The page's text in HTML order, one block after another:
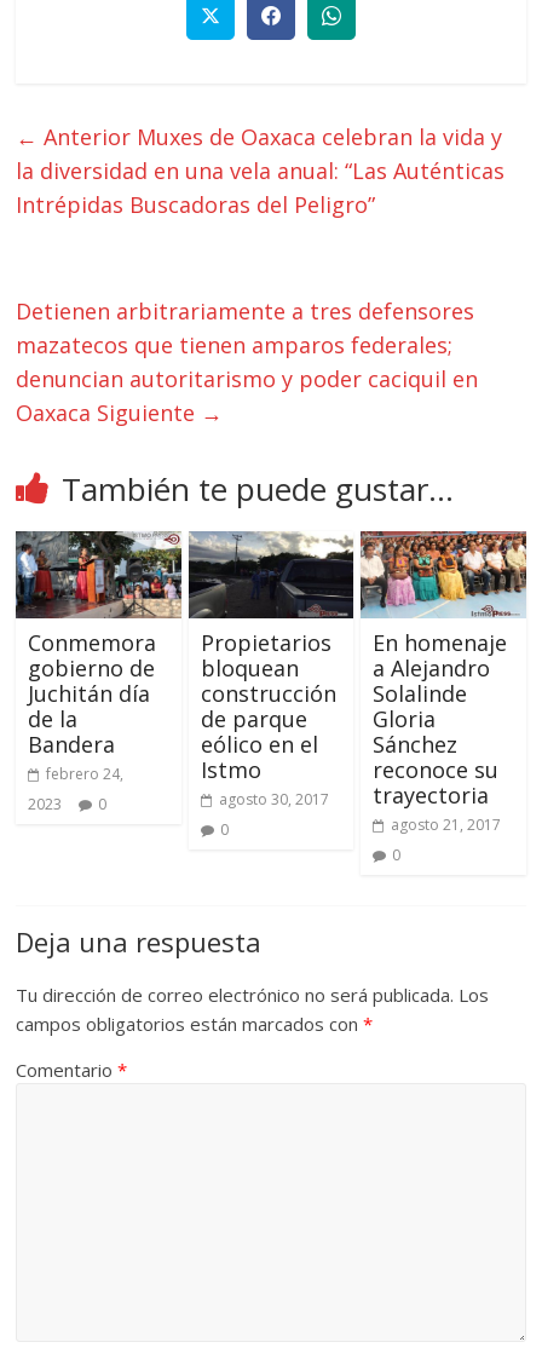
← Anterior Muxes de Oaxaca celebran la vida y
la diversidad en una vela anual: “Las Auténticas
Intrépidas Buscadoras del Peligro”
Detienen arbitrariamente a tres defensores
mazatecos que tienen amparos federales;
denuncian autoritarismo y poder caciquil en
Oaxaca Siguiente →
También te puede gustar...
Conmemora
gobierno de
Juchitán día
de la
Bandera
febrero 24,
2023
0
Propietarios
bloquean
construcción
de parque
eólico en el
Istmo
agosto 30, 2017
0
En homenaje
a Alejandro
Solalinde
Gloria
Sánchez
reconoce su
trayectoria
agosto 21, 2017
0
Deja una respuesta
Tu dirección de correo electrónico no será publicada. Los
campos obligatorios están marcados con*
Comentario*